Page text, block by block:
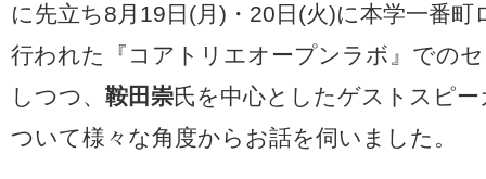
に先立ち8月19日(月)・20日(火)に本学一番
行われた『コアトリエオープンラボ』での
しつつ、 鞍田崇氏を中心としたゲストスピ
ついて様々な角度からお話を伺いました。